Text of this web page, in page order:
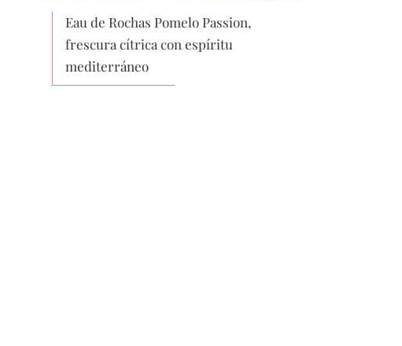
Eau de Rochas Pomelo Passion,
frescura cítrica con espíritu
mediterráneo